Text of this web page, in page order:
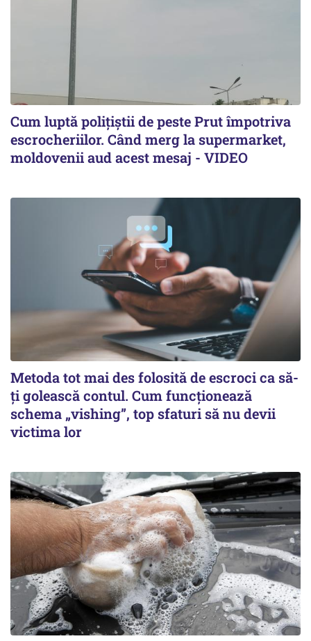
Cum luptă polițiștii de peste Prut împotriva
escrocheriilor. Când merg la supermarket,
moldovenii aud acest mesaj - VIDEO
Metoda tot mai des folosită de escroci ca să-
ți golească contul. Cum funcționează
schema „vishing”, top sfaturi să nu devii
victima lor